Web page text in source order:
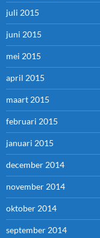
juli 2015
juni 2015
mei 2015
april 2015
maart 2015
februari 2015
januari 2015
december 2014
november 2014
oktober 2014
september 2014